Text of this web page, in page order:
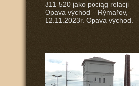
811-520 jako pociąg relacji
Opava východ – Rýmařov,
12.11.2023r. Opava východ.